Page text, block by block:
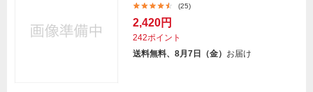
(25)
2,420円
242ポイント
送料無料、8月7日（金） お届け